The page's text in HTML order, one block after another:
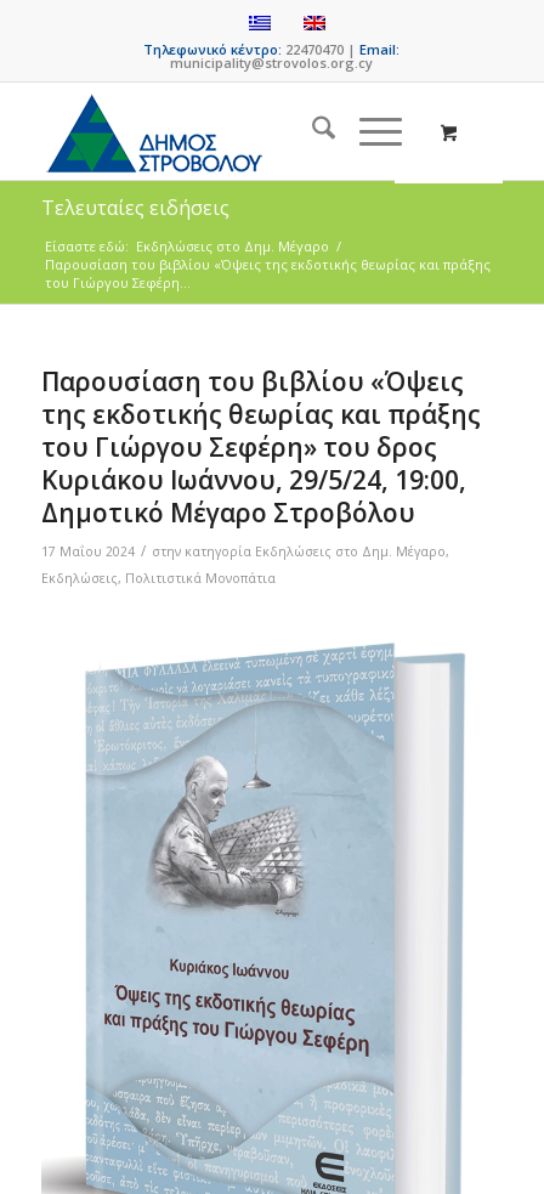
Τηλεφωνικό κέντρο: 22470470 |Email:
municipality@strovolos.org.cy
Τελευταίες ειδήσεις
Είσαστε εδώ: Eκδηλώσεις στο Δημ. Mέγαρο /
Παρουσίαση του βιβλίου «Όψεις της εκδοτικής θεωρίας και πράξης
του Γιώργου Σεφέρη...
Παρουσίαση του βιβλίου «Όψεις
της εκδοτικής θεωρίας και πράξης
του Γιώργου Σεφέρη» του δρος
Κυριάκου Ιωάννου, 29/5/24, 19:00,
Δημοτικό Μέγαρο Στροβόλου
17 Μαΐου 2024 / στην κατηγορία Eκδηλώσεις στο Δημ. Mέγαρο,
Εκδηλώσεις, Πολιτιστικά Μονοπάτια